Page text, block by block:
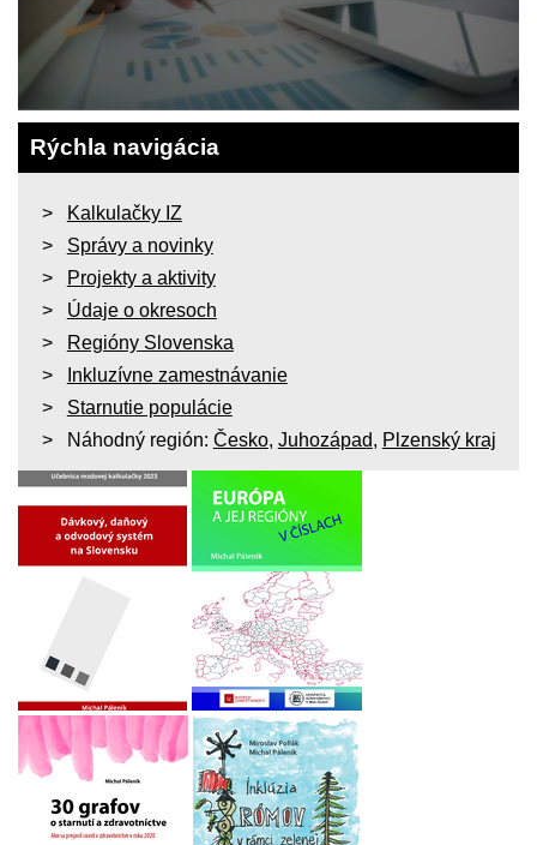
Rýchla navigácia
Kalkulačky IZ
Správy a novinky
Projekty a aktivity
Údaje o okresoch
Regióny Slovenska
Inkluzívne zamestnávanie
Starnutie populácie
Náhodný región: Česko, Juhozápad, Plzenský kraj